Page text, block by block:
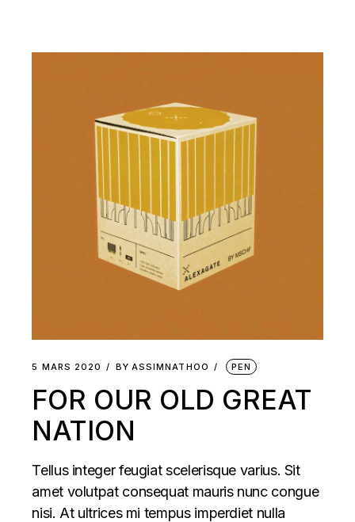
5 MARS 2020 BY ASSIMNATHOO PEN
FOR OUR OLD GREAT
NATION
Tellus integer feugiat scelerisque varius. Sit
amet volutpat consequat mauris nunc congue
nisi. At ultrices mi tempus imperdiet nulla